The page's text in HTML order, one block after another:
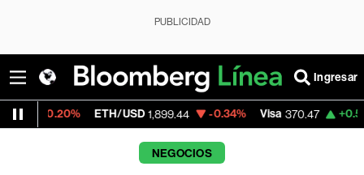
PUBLICIDAD
Ingresar
ETH/USD 1,899.44 -0.34% Visa 370.47 +0.52%
NEGOCIOS